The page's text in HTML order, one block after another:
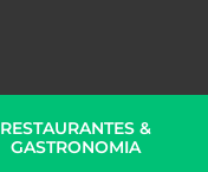
RESTAURANTES &
GASTRONOMIA